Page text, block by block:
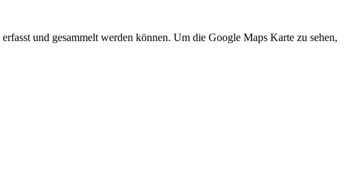
und gesammelt werden können. Um die Google Maps Karte zu sehen,